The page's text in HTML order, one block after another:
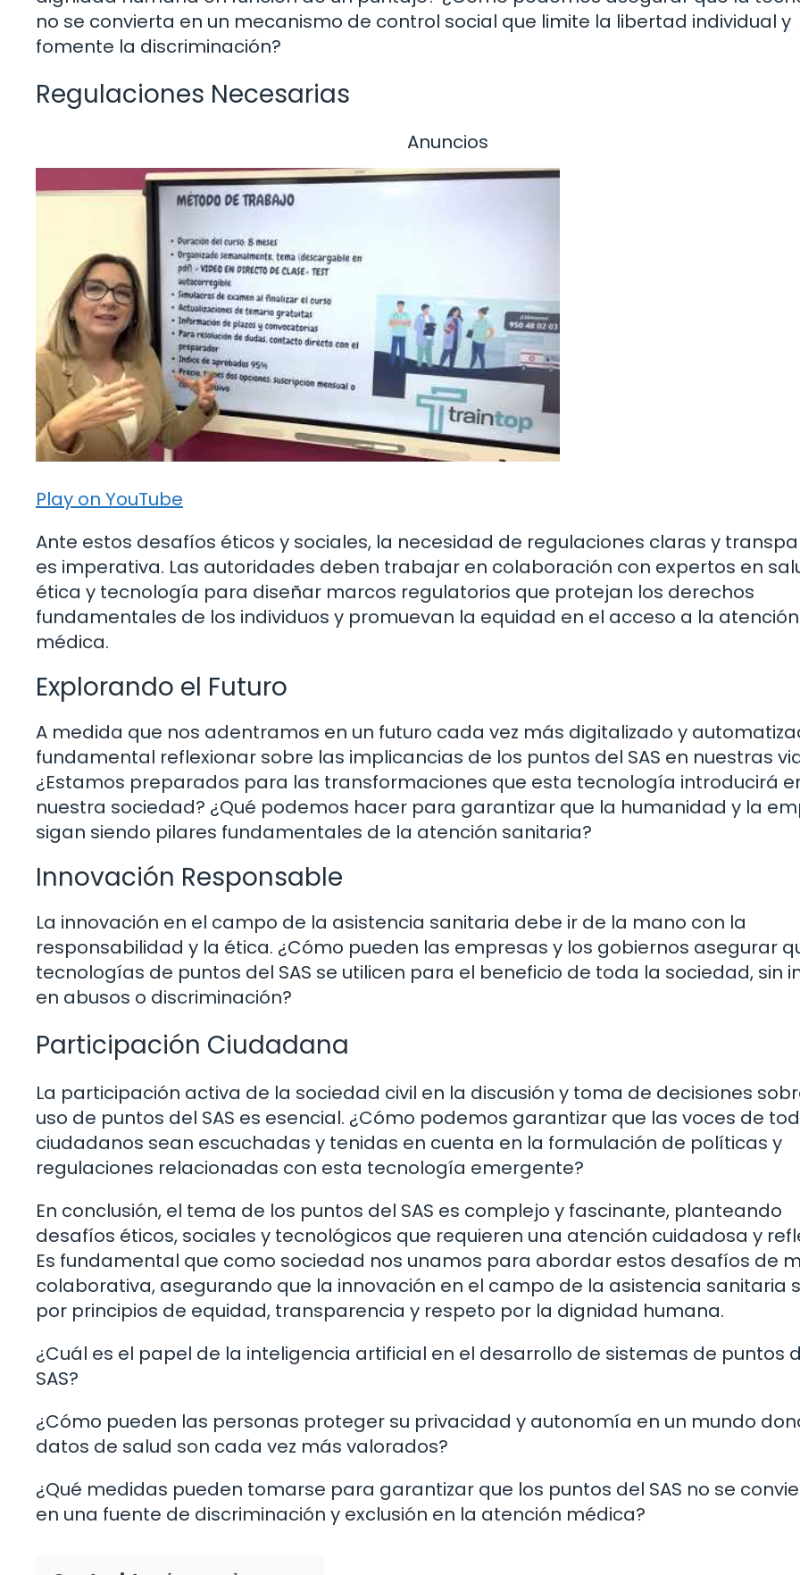
no se convierta en un mecanismo de control social que limite la libertad individual y
fomente la discriminación?
Regulaciones Necesarias
Anuncios
Play on YouTube
Ante estos desafíos éticos y sociales, la necesidad de regulaciones claras y
es imperativa. Las autoridades deben trabajar en colaboración con expertos en
ética y tecnología para diseñar marcos regulatorios que protejan los derechos
fundamentales de los individuos y promuevan la equidad en el acceso a la atención
médica.
Explorando el Futuro
A medida que nos adentramos en un futuro cada vez más digitalizado y
fundamental reflexionar sobre las implicancias de los puntos del SAS en nuestras
¿Estamos preparados para las transformaciones que esta tecnología introducirá
nuestra sociedad? ¿Qué podemos hacer para garantizar que la humanidad y la
sigan siendo pilares fundamentales de la atención sanitaria?
Innovación Responsable
La innovación en el campo de la asistencia sanitaria debe ir de la mano con la
responsabilidad y la ética. ¿Cómo pueden las empresas y los gobiernos asegurar
tecnologías de puntos del SAS se utilicen para el beneficio de toda la sociedad, sin
en abusos o discriminación?
Participación Ciudadana
La participación activa de la sociedad civil en la discusión y toma de decisiones
uso de puntos del SAS es esencial. ¿Cómo podemos garantizar que las voces de
ciudadanos sean escuchadas y tenidas en cuenta en la formulación de políticas y
regulaciones relacionadas con esta tecnología emergente?
En conclusión, el tema de los puntos del SAS es complejo y fascinante, planteando
desafíos éticos, sociales y tecnológicos que requieren una atención cuidadosa y
Es fundamental que como sociedad nos unamos para abordar estos desafíos de
colaborativa, asegurando que la innovación en el campo de la asistencia sanitaria
por principios de equidad, transparencia y respeto por la dignidad humana.
¿Cuál es el papel de la inteligencia artificial en el desarrollo de sistemas de puntos
SAS?
¿Cómo pueden las personas proteger su privacidad y autonomía en un mundo
datos de salud son cada vez más valorados?
¿Qué medidas pueden tomarse para garantizar que los puntos del SAS no se
en una fuente de discriminación y exclusión en la atención médica?